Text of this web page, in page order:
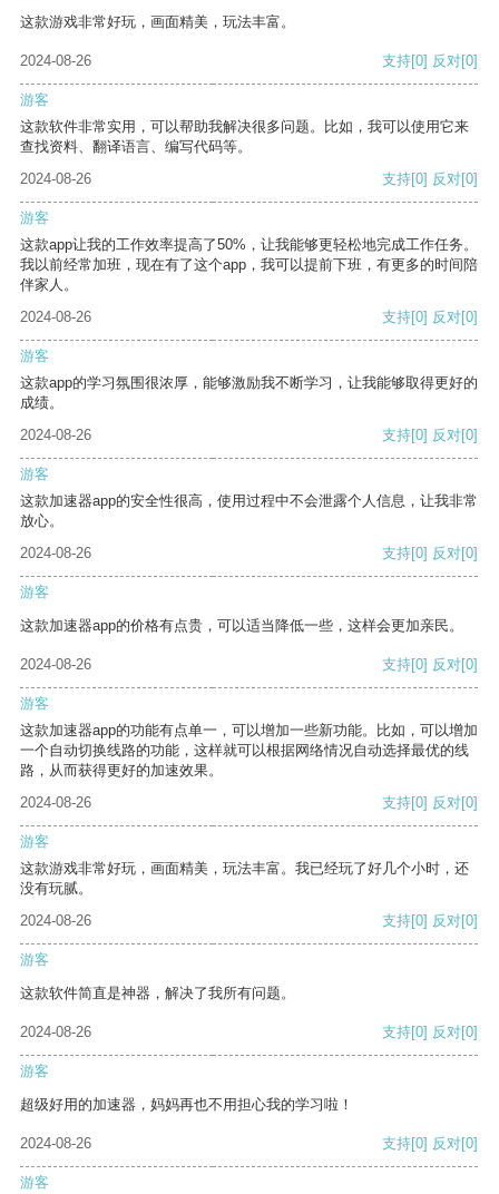
这款游戏非常好玩，画面精美，玩法丰富。
2024-08-26 支持[0] 反对[0]
游客
这款软件非常实用，可以帮助我解决很多问题。比如，我可以使用它来
查找资料、翻译语言、编写代码等。
2024-08-26
支持[0] 反对[0]
游客
这款app让我的工作效率提高了50%，让我能够更轻松地完成工作任务。
我以前经常加班，现在有了这个app，我可以提前下班，有更多的时间陪
伴家人。
2024-08-26
支持[0] 反对[0]
游客
这款app的学习氛围很浓厚，能够激励我不断学习，让我能够取得更好的
成绩。
2024-08-26
支持[0] 反对[0]
游客
这款加速器app的安全性很高，使用过程中不会泄露个人信息，让我非常
放心。
2024-08-26
支持[0] 反对[0]
游客
这款加速器app的价格有点贵，可以适当降低一些，这样会更加亲民。
2024-08-26 支持[0] 反对[0]
游客
这款加速器app的功能有点单一，可以增加一些新功能。比如，可以增加
一个自动切换线路的功能，这样就可以根据网络情况自动选择最优的线
路，从而获得更好的加速效果。
2024-08-26
支持[0] 反对[0]
游客
这款游戏非常好玩，画面精美，玩法丰富。我已经玩了好几个小时，还
没有玩腻。
2024-08-26
支持[0] 反对[0]
游客
这款软件简直是神器，解决了我所有问题。
2024-08-26 支持[0] 反对[0]
游客
超级好用的加速器，妈妈再也不用担心我的学习啦！
2024-08-26 支持[0] 反对[0]
游客